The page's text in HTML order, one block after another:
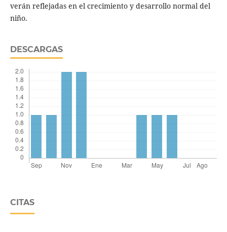
verán reflejadas en el crecimiento y desarrollo normal del
niño.
DESCARGAS
CITAS